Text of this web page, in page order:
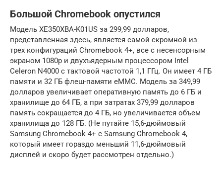
Большой Chromebook опустился
Модель XE350XBA-K01US за 299,99 долларов,
представленная здесь, является самой скромной из
трех конфигураций Chromebook 4+, все с несенсорным
экраном 1080p и двухъядерным процессором Intel
Celeron N4000 с тактовой частотой 1,1 ГГц. Он имеет 4 ГБ
памяти и 32 ГБ флеш-памяти eMMC. Модель за 349,99
долларов увеличивает оперативную память до 6 ГБ и
хранилище до 64 ГБ, а при затратах 379,99 долларов
память сокращается до 4 ГБ, но увеличивается объем
хранилища до 128 ГБ. (Не путайте 15,6-дюймовый
Samsung Chromebook 4+ с Samsung Chromebook 4,
который имеет гораздо меньший 11,6-дюймовый
дисплей и скоро будет рассмотрен отдельно.)